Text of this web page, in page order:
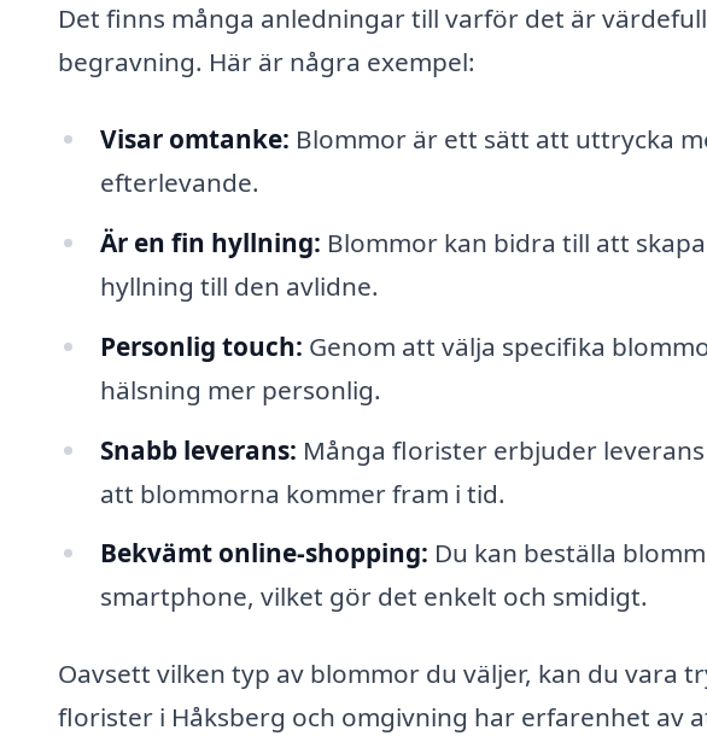
Det finns många anledningar till varför det är
begravning. Här är några exempel:
Visar omtanke: Blommor är ett sätt att uttrycka
efterlevande.
Är en fin hyllning: Blommor kan bidra till att
hyllning till den avlidne.
Personlig touch: Genom att välja specifika
hälsning mer personlig.
Snabb leverans: Många florister erbjuder
att blommorna kommer fram i tid.
Bekvämt online-shopping: Du kan beställa
smartphone, vilket gör det enkelt och smidigt.
Oavsett vilken typ av blommor du väljer, kan du vara
florister i Håksberg och omgivning har erfarenhet av